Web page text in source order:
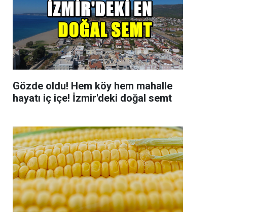
Gözde oldu! Hem köy hem mahalle
hayatı iç içe! İzmir'deki doğal semt